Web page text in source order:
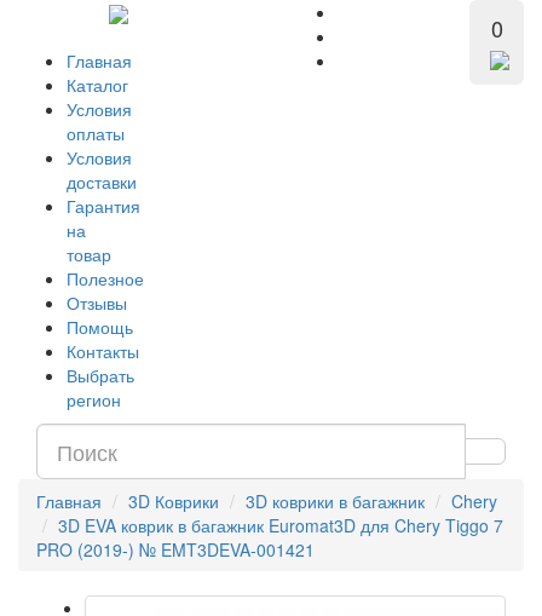
Главная
Каталог
Условия
оплаты
Условия
доставки
Гарантия
на
товар
Полезное
Отзывы
Помощь
Контакты
Выбрать
регион
0
Главная 3D Коврики 3D коврики в багажник
Chery
3D EVA коврик в багажник Euromat3D для Chery Tiggo 7
PRO (2019-) № EMT3DEVA-001421